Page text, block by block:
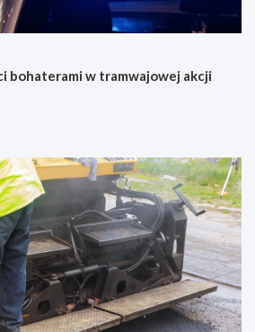
bohaterami w tramwajowej akcji